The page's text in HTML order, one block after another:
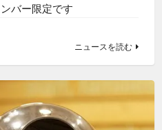
バー限定です
ニュースを読む